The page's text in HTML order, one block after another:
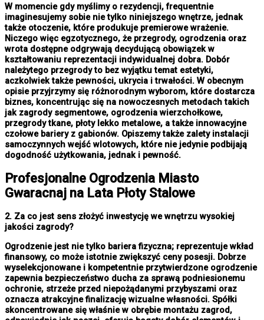
W momencie gdy myślimy o rezydencji, frequentnie
imaginesujemy sobie nie tylko niniejszego wnętrze, jednak
także otoczenie, które produkuje premierowe wrażenie.
Niczego więc egzotycznego, że przegrody, ogrodzenia oraz
wrota dostępne odgrywają decydującą obowiązek w
kształtowaniu reprezentacji indywidualnej dobra. Dobór
należytego przegrody to bez wyjątku temat estetyki,
aczkolwiek także pewności, ukrycia i trwałości. W obecnym
opisie przyjrzymy się różnorodnym wyborom, które dostarcza
biznes, koncentrując się na nowoczesnych metodach takich
jak zagrody segmentowe, ogrodzenia wierzchołkowe,
przegrody tkane, płoty lekko metalowe, a także innowacyjne
czołowe bariery z gabionów. Opiszemy także zalety instalacji
samoczynnych wejść wlotowych, które nie jedynie podbijają
dogodność użytkowania, jednak i pewność.
Profesjonalne Ogrodzenia Miasto
Gwaracnaj na Lata Płoty Stalowe
2. Za co jest sens złożyć inwestycję we wnętrzu wysokiej
jakości zagrody?
Ogrodzenie jest nie tylko bariera fizyczna; reprezentuje wkład
finansowy, co może istotnie zwiększyć ceny posesji. Dobrze
wyselekcjonowane i kompetentnie przytwierdzone ogrodzenie
zapewnia bezpieczeństwo ducha za sprawą podniesionemu
ochronie, strzeże przed niepożądanymi przybyszami oraz
oznacza atrakcyjne finalizację wizualne własności. Spółki
skoncentrowane się właśnie w obrębie montażu zagrod,